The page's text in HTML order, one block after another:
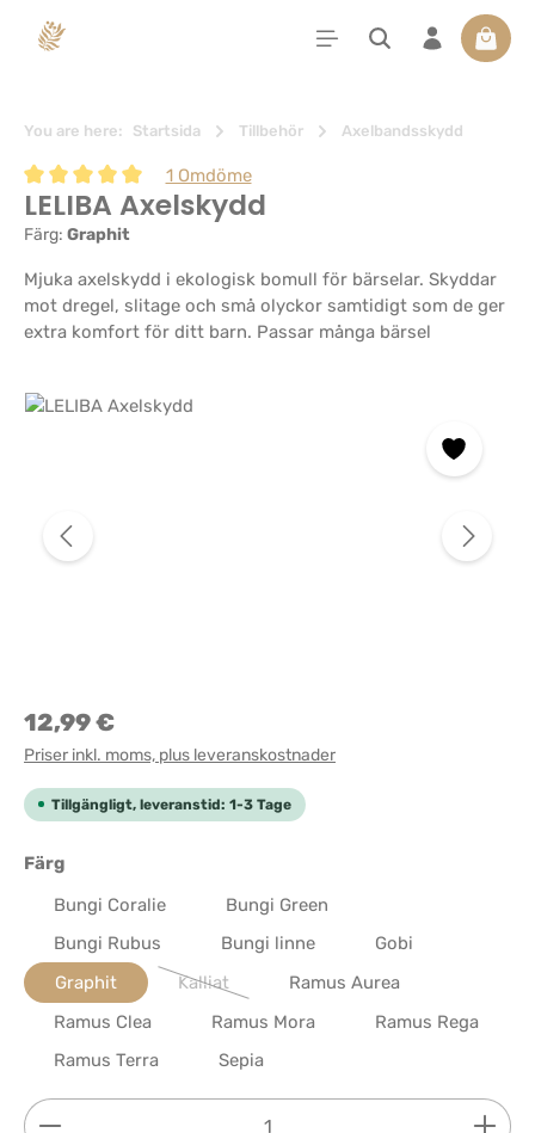
You are here: Startsida Tillbehör Axelbandsskydd
Genomsnittligt betyg på 5 av 5 stjärnor
1 Omdöme
LELIBA Axelskydd
Färg: Graphit
Mjuka axelskydd i ekologisk bomull för bärselar. Skyddar
mot dregel, slitage och små olyckor samtidigt som de ger
extra komfort för ditt barn. Passar många bärsel
Hoppa över bildgalleri
12,99 €
Priser inkl. moms, plus leveranskostnader
Tillgängligt, leveranstid: 1-3 Tage
Välj
Färg
Bungi Coralie
Bungi Green
Bungi Rubus
Bungi linne
Gobi
Graphit
Kalliat
(Det här alternativet är för närvarande inte
Ramus Aurea
Ramus Clea
Ramus Mora
Ramus Rega
Ramus Terra
Sepia
Produktkvantitet: Ange önskat belopp eller